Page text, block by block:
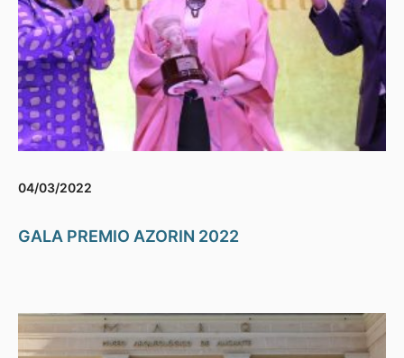
04/03/2022
GALA PREMIO AZORIN 2022